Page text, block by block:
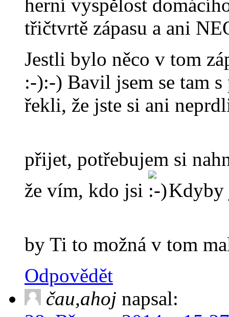
herní vyspělost
třičtvrtě zápasu a ani
Jestli bylo něco v tom
:-):-) Bavil jsem se tam
řekli, že jste si ani
přijet, potřebujem si
že vím, kdo jsi
Kdyby
by Ti to možná v tom
Odpovědět
čau,ahoj napsal: